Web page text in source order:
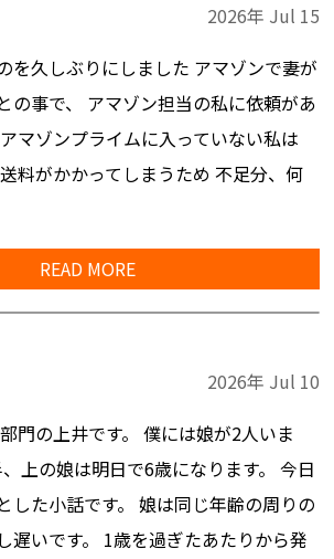
2026年 Jul 15
を久しぶりにしました アマゾンで妻が
の事で、 アマゾン担当の私に依頼があ
マゾンプライムに入っていない私は
料がかかってしまうため 不足分、何
READ MORE
2026年 Jul 10
門の上井です。 僕には娘が2人いま
上の娘は明日で6歳になります。 今日
した小話です。 娘は同じ年齢の周りの
遅いです。 1歳を過ぎたあたりから発